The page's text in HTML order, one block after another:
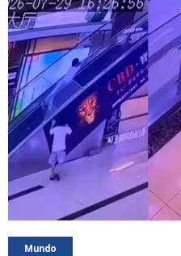
Mundo